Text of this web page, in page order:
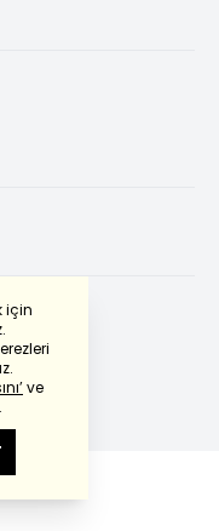
için
ve